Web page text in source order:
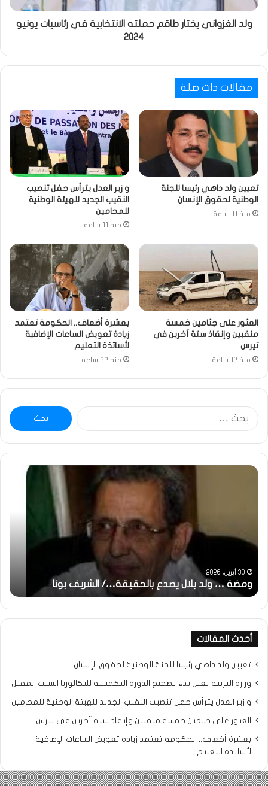
ولد الغزواني يختار طاقم حملته الانتخابية في رئاسيات يونيو
2024
مقالات ذات صلة
تعيين ولد داهي رئيسا للجنة
الوطنية لحقوق الإنسان
منذ 11 ساعة
و زير العدل يترأس حفل تنصيب
النقيب الجديد للهيئة الوطنية
للمحامين
منذ 11 ساعة
العثور على جثامين خمسة
منقبين وإنقاذ ستة آخرين في
تيرس
منذ 12 ساعة
بعشرة أضعاف.. الحكومة تعتمد
زيادة تعويض الساعات الإضافية
لأساتذة التعليم
منذ 22 ساعة
البحث
عن:
ومضة
بالحقيقة…/
الشريف
30 أبريل، 2026
ومضة … ولد بلال يصدع بالحقيقة…/ الشريف بونا
أحدث المقالات
تعيين ولد داهي رئيسا للجنة الوطنية لحقوق الإنسان
وزارة التربية تعلن بدء تصحيح الدورة التكميلية للبكالوريا السبت المقبل
و زير العدل يترأس حفل تنصيب النقيب الجديد للهيئة الوطنية للمحامين
العثور على جثامين خمسة منقبين وإنقاذ ستة آخرين في تيرس
بعشرة أضعاف.. الحكومة تعتمد زيادة تعويض الساعات الإضافية
لأساتذة التعليم